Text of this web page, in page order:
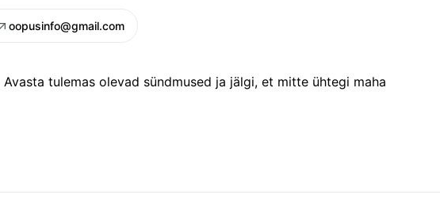
oopusinfo@gmail.com
Avasta tulemas olevad sündmused ja jälgi, et mitte ühtegi maha